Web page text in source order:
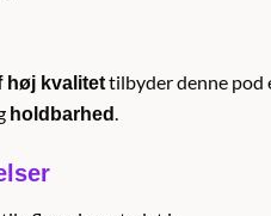
høj kvalitettilbyder denne pod
holdbarhed.